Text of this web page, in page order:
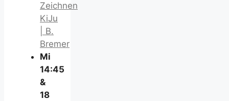
Zeichnen
KiJu
| B.
Bremer
Mi
14:45
&
18